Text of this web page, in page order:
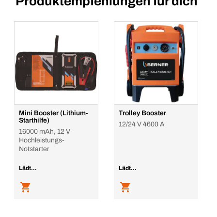
In den Warenkorb
VPE/ST
In den Warenkorb
Mini Booster (Lithium-
Starthilfe)
16000 mAh, 12 V
Hochleistungs-
Notstarter
Lädt...
Trolley Booster
12/24 V 4600 A
Lädt...